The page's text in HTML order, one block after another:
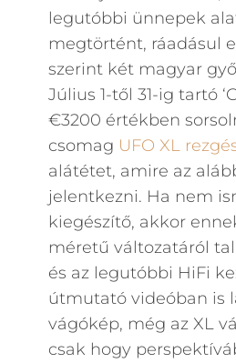
legutóbbi ünnepek
megtörtént, ráadásul
szerint két magyar
Július 1-től 31-ig tartó
€3200 értékben
csomag UFO XL
alátétet, amire az
jelentkezni. Ha nem
kiegészítő, akkor
méretű változatáról
és az legutóbbi HiFi
útmutató videóban is
vágókép, még az XL
csak hogy